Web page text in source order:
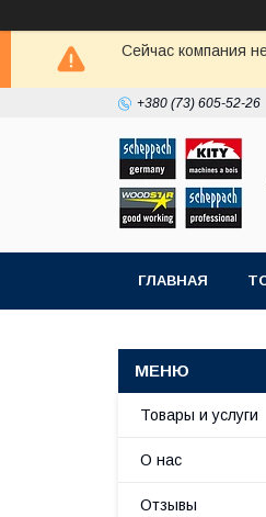
Сейчас компания
+380 (73) 605-52-26
ГЛАВНАЯ
Товары и услуги
О нас
Отзывы